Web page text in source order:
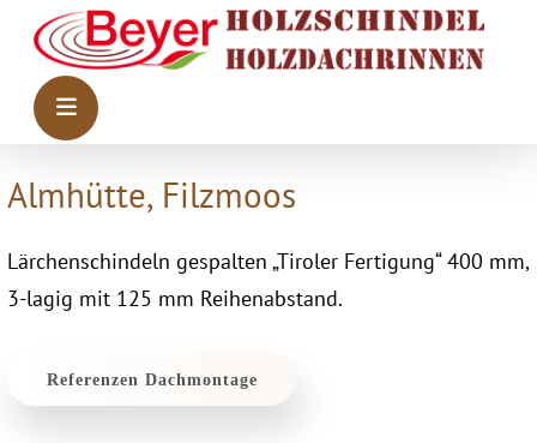
Almhütte, Filzmoos
Lärchenschindeln gespalten „Tiroler Fertigung“ 400 mm,
3-lagig mit 125 mm Reihenabstand.
Referenzen Dachmontage